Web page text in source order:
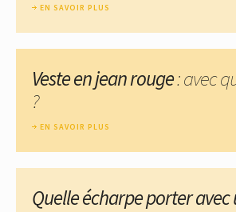
EN SAVOIR PLUS
Veste en jean rouge: avec
?
EN SAVOIR PLUS
Quelle écharpe porter avec